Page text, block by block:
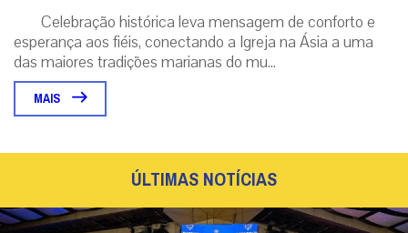
Celebração histórica leva mensagem de conforto e
esperança aos fiéis, conectando a Igreja na Ásia a uma
das maiores tradições marianas do mu...
MAIS
ÚLTIMAS NOTÍCIAS